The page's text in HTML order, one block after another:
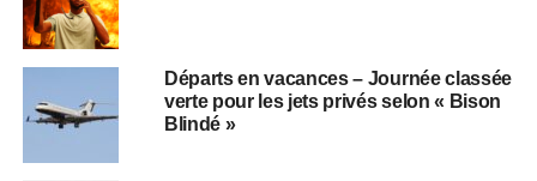
Départs en vacances – Journée classée
verte pour les jets privés selon « Bison
Blindé »